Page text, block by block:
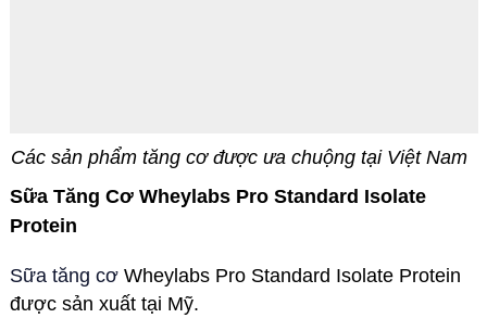
Các sản phẩm tăng cơ được ưa chuộng tại Việt Nam
Sữa Tăng Cơ Wheylabs Pro Standard Isolate
Protein
Sữa tăng cơ Wheylabs Pro Standard Isolate Protein
được sản xuất tại Mỹ.